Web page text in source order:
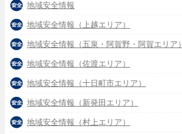
地域安全情報
地域安全情報（上越エリア）
地域安全情報（五泉・阿賀野・阿賀エリア）
地域安全情報（佐渡エリア）
地域安全情報（十日町市エリア）
地域安全情報（新発田エリア）
地域安全情報（村上エリア）